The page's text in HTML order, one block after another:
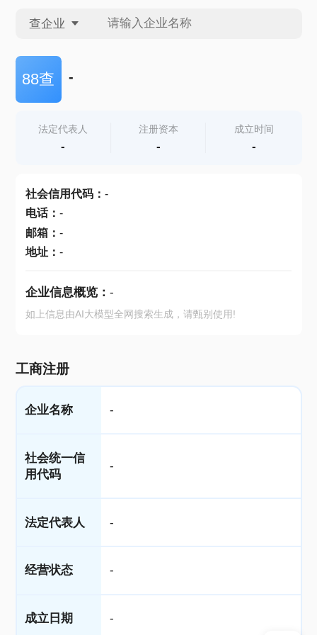
查企业
查企业
查产地
88查 -
法定代表人
-
注册资本
-
成立时间
-
社会信用代码： -
电话： -
邮箱： -
地址： -
企业信息概览： -
如上信息由AI大模型全网搜索生成，请甄别使用!
工商注册
企业名称 -
社会统一信
用代码
-
法定代表人 -
经营状态 -
成立日期 -